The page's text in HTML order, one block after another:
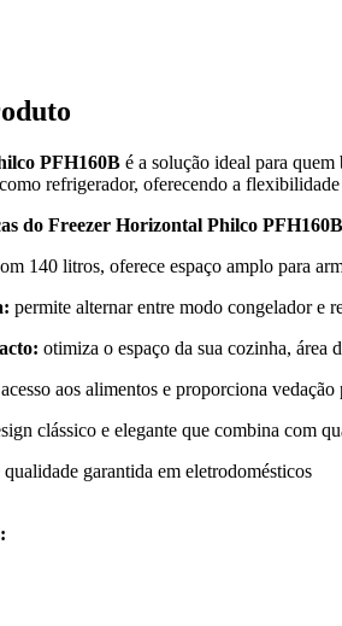
PFH160B é a solução ideal para
refrigerador, oferecendo a
do Freezer Horizontal Philco PFH160B
140 litros, oferece espaço amplo para
permite alternar entre modo congelador e
otimiza o espaço da sua cozinha, área
aos alimentos e proporciona
clássico e elegante que combina com
qualidade garantida em eletrodomésticos